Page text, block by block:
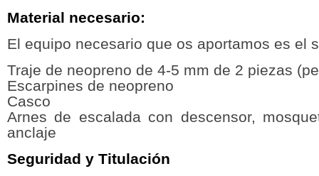
Material necesario:
El equipo necesario que os aportamos es el
Traje de neopreno de 4-5 mm de 2 piezas
Escarpines de neopreno
Casco
Arnes de escalada con descensor,
anclaje
Seguridad y Titulación